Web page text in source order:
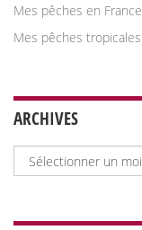
Mes pêches en France
Mes pêches tropicales
ARCHIVES
Archives